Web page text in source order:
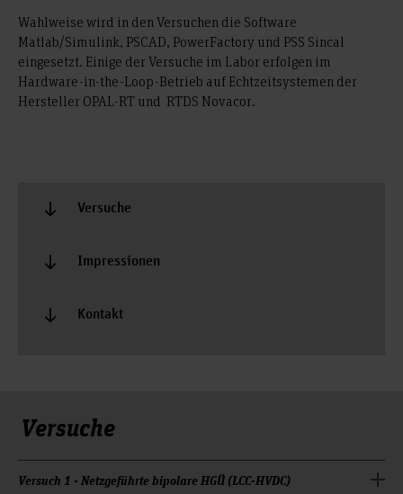
Wahlweise wird in den Versuchen die Software
Matlab/Simulink, PSCAD, PowerFactory und PSS Sincal
eingesetzt. Einige der Versuche im Labor erfolgen im
Hardware-in-the-Loop-Betrieb auf Echtzeitsystemen der
Hersteller OPAL-RT und RTDS Novacor.
Versuche
Impressionen
Kontakt
Versuche
Versuch 1 - Netzgeführte bipolare HGÜ (LCC-HVDC)